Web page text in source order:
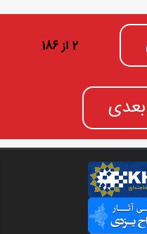
2 از 186